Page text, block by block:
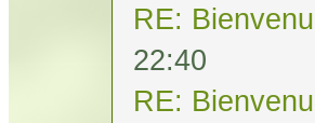
RE:
22:40
RE: